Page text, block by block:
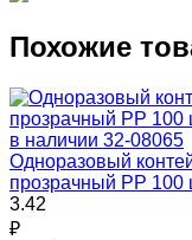
Похожие
в наличии 32-08065
Одноразовый
прозрачный PP 100
3.42
₽